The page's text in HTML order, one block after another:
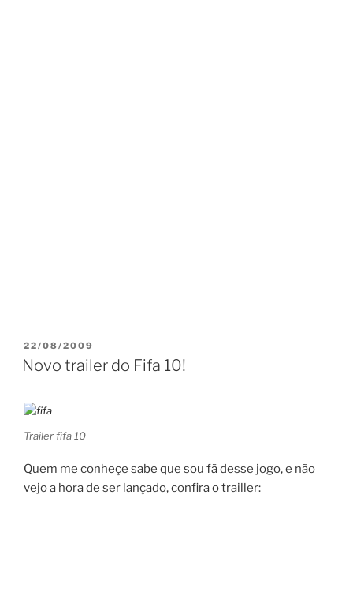
PUBLICADO
EM
22/08/2009
Novo trailer do Fifa 10!
Trailer fifa 10
Quem me conheçe sabe que sou fã desse jogo, e não
vejo a hora de ser lançado, confira o trailler: